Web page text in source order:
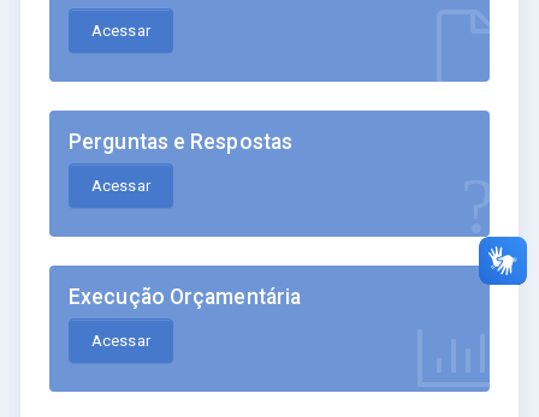
Acessar
Perguntas e Respostas
Acessar
Execução Orçamentária
Acessar